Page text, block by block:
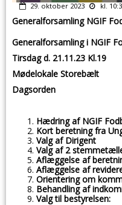
29. oktober 2023
kl.
Generalforsamling NGIF
Generalforsamling i NGIF
Tirsdag d. 21.11.23 Kl.19
Mødelokale Storebælt
Dagsorden
Hædring af NGIF
Kort beretning fra
Valg af Dirigent
Valg af 2
Aflæggelse af
Aflæggelse af
Orientering om
Behandling af
Valg til bestyrelsen: